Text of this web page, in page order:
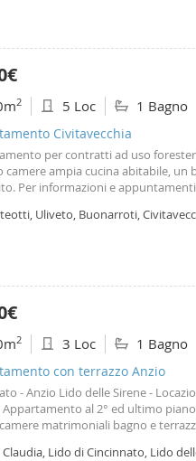
2 5 Loc 1 Bagno
Civitavecchia
per contratti ad uso
ampia cucina abitabile, un
Per informazioni e
Uliveto, Buonarroti,
2 3 Loc 1 Bagno
con terrazzo Anzio
- Anzio Lido delle Sirene -
Appartamento al 2° ed ultimo
matrimoniali bagno e
Claudia, Lido di Cincinnato, Lido